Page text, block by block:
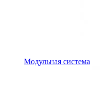
Модульная система